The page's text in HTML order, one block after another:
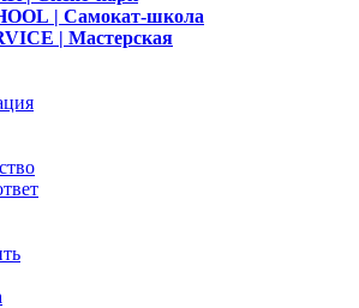
| Самокат-школа
| Мастерская